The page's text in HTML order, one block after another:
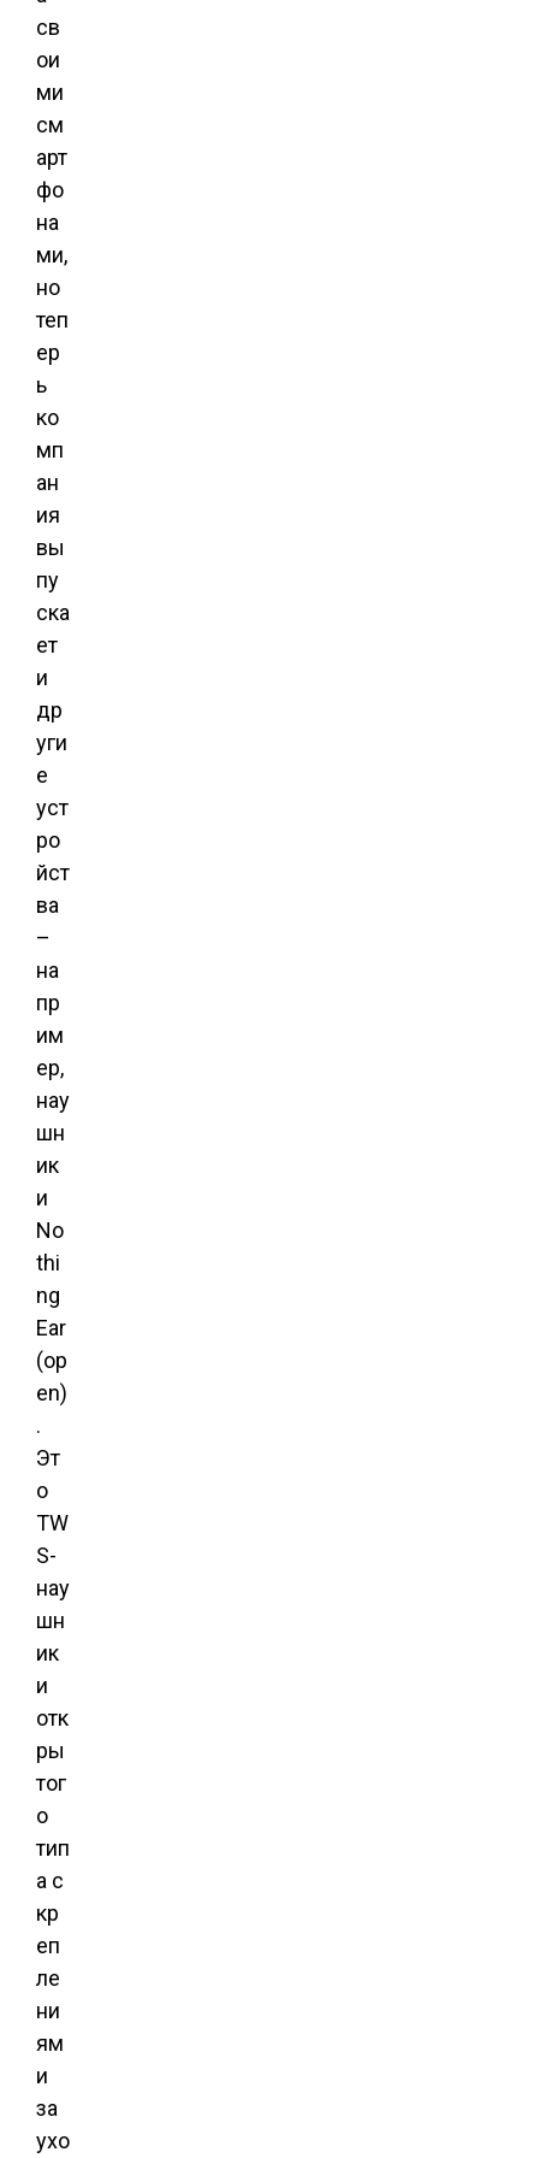
св
ои
ми
см
арт
фо
на
ми,
но
теп
ер
ь
ко
мп
ан
ия
вы
пу
ска
ет
и
др
уги
е
уст
ро
йст
ва
–
на
пр
им
ер,
нау
шн
ик
и
No
thi
ng
Ear
(op
en)
.
Эт
о
TW
S-
нау
шн
ик
и
отк
ры
тог
о
тип
а с
кр
еп
ле
ни
ям
и
за
ухо